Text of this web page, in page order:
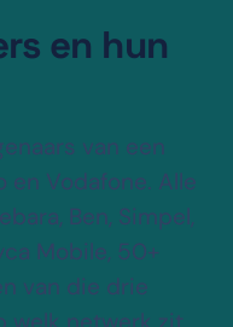
en hun
van een
en Vodafone. Alle
Ben, Simpel,
Mobile, 50+
van die drie